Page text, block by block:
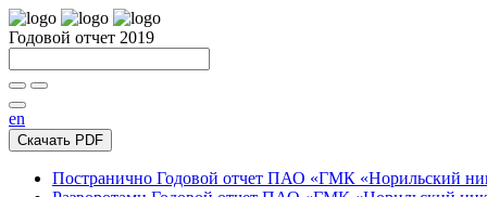
Годовой отчет 2019
en
Скачать PDF
Постранично Годовой отчет ПАО «ГМК «Норильский